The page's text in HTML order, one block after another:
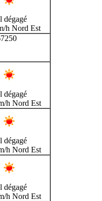
dégagé
h Nord Est
dégagé
h Nord Est
dégagé
h Nord Est
dégagé
h Nord Est